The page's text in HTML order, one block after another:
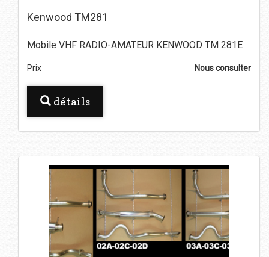
Kenwood TM281
Mobile VHF RADIO-AMATEUR KENWOOD TM 281E
Prix Nous consulter
détails